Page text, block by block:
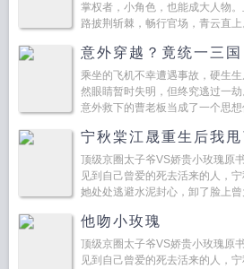
掌权者，小角色，也能成大人物
路披荆斩棘，畅行官场，青云直上
意外穿越？竟统一三国
乘坐的飞机不幸遭遇事故，硬生
然眼睛暂时失明，但终究逃过一
意外救下的曹老板当成了一个思
视力...
宁秋棠江晟重生后我
顶级京圈太子爷VS娇贵小玫瑰原
见到自己曾爱的死去活来的人，
她处处逃避水泥封心，卸了脸上
他吻小玫瑰
顶级京圈太子爷VS娇贵小玫瑰原
见到自己曾爱的死去活来的人，